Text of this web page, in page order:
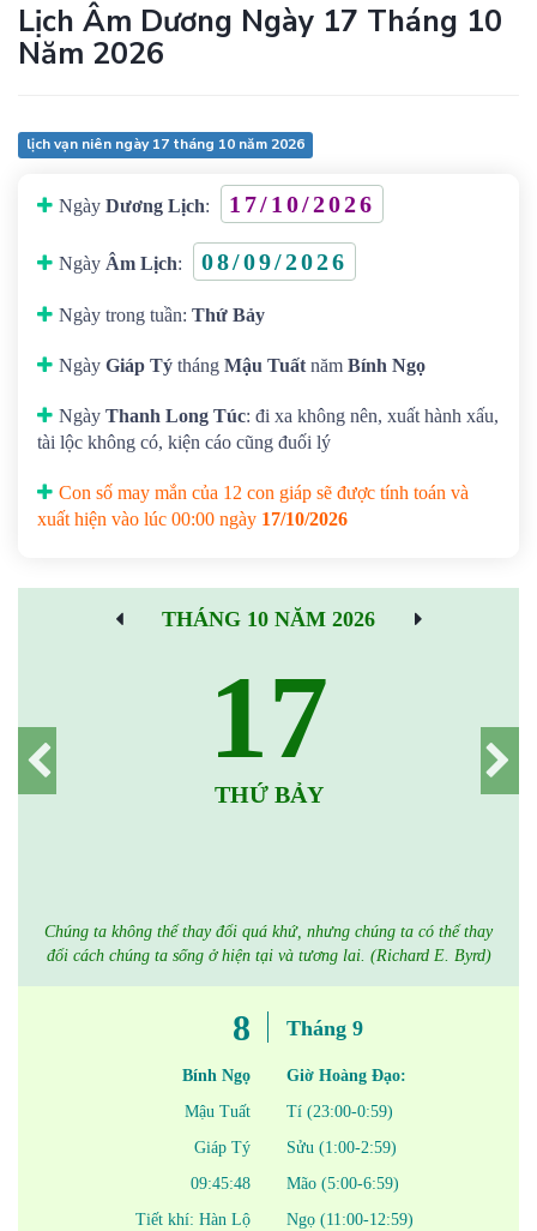
Lịch Âm Dương Ngày 17 Tháng 10
Năm 2026
lịch vạn niên ngày 17 tháng 10 năm 2026
Ngày Dương Lịch: 17/10/2026
Ngày Âm Lịch: 08/09/2026
Ngày trong tuần: Thứ Bảy
Ngày Giáp Tý tháng Mậu Tuất năm Bính Ngọ
Ngày Thanh Long Túc: đi xa không nên, xuất hành xấu,
tài lộc không có, kiện cáo cũng đuối lý
Con số may mắn của 12 con giáp sẽ được tính toán và
xuất hiện vào lúc 00:00 ngày 17/10/2026
THÁNG 10 NĂM 2026
17
THỨ BẢY
Chúng ta không thể thay đổi quá khứ, nhưng chúng ta có thể thay
đổi cách chúng ta sống ở hiện tại và tương lai. (Richard E. Byrd)
8
Bính Ngọ
Mậu Tuất
Giáp Tý
09:45:48
Tiết khí: Hàn Lộ
Tháng 9
Giờ Hoàng Đạo:
Tí (23:00-0:59)
Sửu (1:00-2:59)
Mão (5:00-6:59)
Ngọ (11:00-12:59)